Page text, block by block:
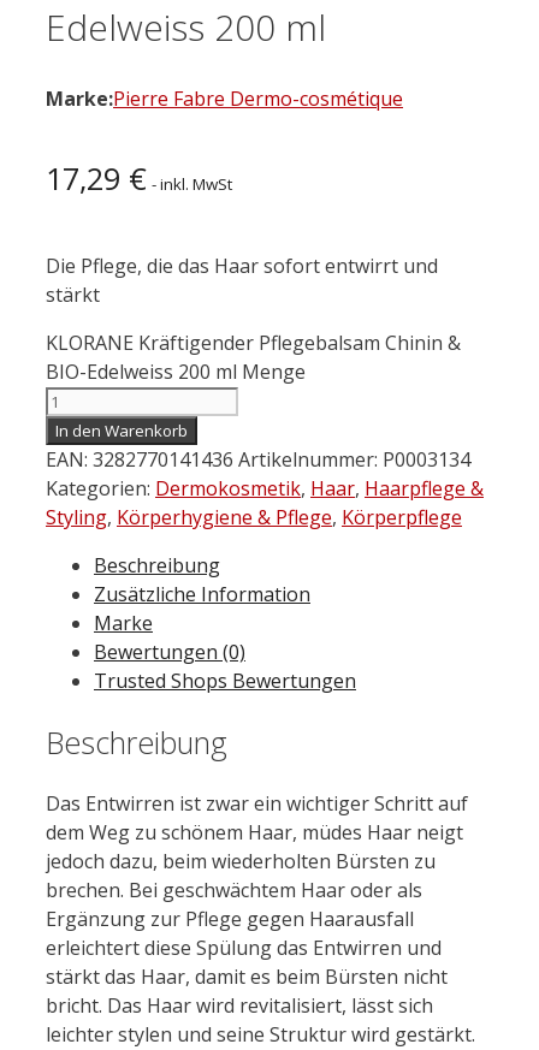
Edelweiss 200 ml
Marke:Pierre Fabre Dermo-cosmétique
17,29 € - inkl. MwSt
Die Pflege, die das Haar sofort entwirrt und
stärkt
KLORANE Kräftigender Pflegebalsam Chinin &
BIO-Edelweiss 200 ml Menge
In den Warenkorb
EAN: 3282770141436 Artikelnummer: P0003134
Kategorien: Dermokosmetik, Haar, Haarpflege &
Styling, Körperhygiene & Pflege, Körperpflege
Beschreibung
Zusätzliche Information
Marke
Bewertungen (0)
Trusted Shops Bewertungen
Beschreibung
Das Entwirren ist zwar ein wichtiger Schritt auf
dem Weg zu schönem Haar, müdes Haar neigt
jedoch dazu, beim wiederholten Bürsten zu
brechen. Bei geschwächtem Haar oder als
Ergänzung zur Pflege gegen Haarausfall
erleichtert diese Spülung das Entwirren und
stärkt das Haar, damit es beim Bürsten nicht
bricht. Das Haar wird revitalisiert, lässt sich
leichter stylen und seine Struktur wird gestärkt.